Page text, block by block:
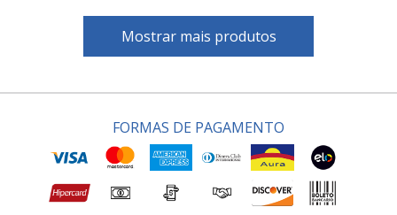
Mostrar mais produtos
FORMAS DE PAGAMENTO